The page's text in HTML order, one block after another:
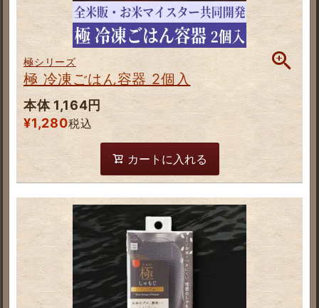
極シリーズ
極 冷凍ごはん容器 2個入
本体 1,164円
¥1,280税込
カートに入れる